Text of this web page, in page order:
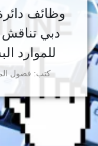
وظائف
دبي
للموارد
كتب فضول